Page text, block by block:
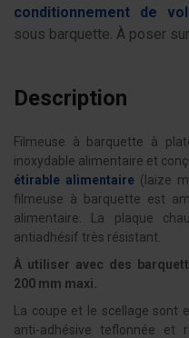
conditionnement de
sous barquette. À poser
Description
Filmeuse à barquette à
inoxydable alimentaire et
étirable alimentaire(laize
filmeuse à barquette est
alimentaire. La plaque
antiadhésif très résistant.
À utiliser avec des
200 mm maxi.
La coupe et le scellage
anti-adhésive teflonnée et